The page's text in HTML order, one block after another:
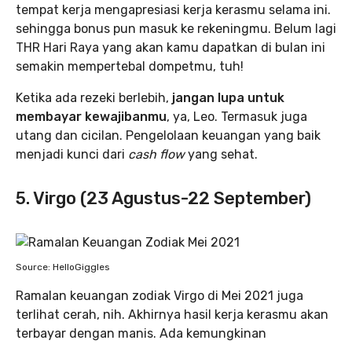
tempat kerja mengapresiasi kerja kerasmu selama ini.
sehingga bonus pun masuk ke rekeningmu. Belum lagi
THR Hari Raya yang akan kamu dapatkan di bulan ini
semakin mempertebal dompetmu, tuh!
Ketika ada rezeki berlebih, jangan lupa untuk
membayar kewajibanmu, ya, Leo. Termasuk juga
utang dan cicilan. Pengelolaan keuangan yang baik
menjadi kunci dari cash flowyang sehat.
5. Virgo (23 Agustus-22 September)
Source: HelloGiggles
Ramalan keuangan zodiak Virgo di Mei 2021 juga
terlihat cerah, nih. Akhirnya hasil kerja kerasmu akan
terbayar dengan manis. Ada kemungkinan